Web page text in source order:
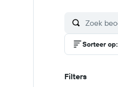
Sorteer op:
Filters